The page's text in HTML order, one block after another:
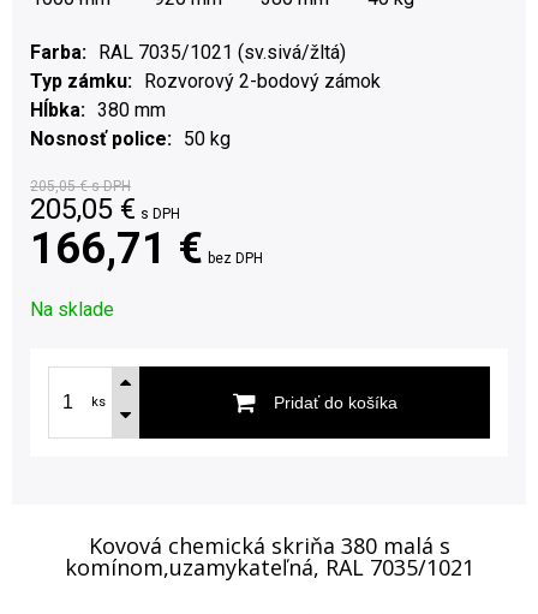
Farba
RAL 7035/1021 (sv.sivá/žltá)
Typ zámku
Rozvorový 2-bodový zámok
Hĺbka
380 mm
Nosnosť police
50 kg
205,05 €s DPH
205,05 € s DPH
166,71 € bez DPH
Na sklade
ks Pridať do košíka
Kovová chemická skriňa 380 malá s
komínom,uzamykateľná, RAL 7035/1021